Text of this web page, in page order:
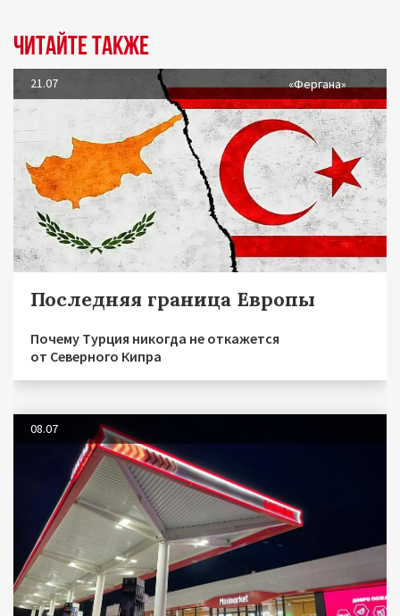
Читайте также
21.07 «Фергана»
Последняя граница Европы
Почему Турция никогда не откажется
от Северного Кипра
08.07